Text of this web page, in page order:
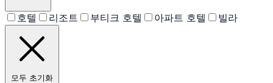
호텔 리조트 부티크 호텔 아파트 호텔 빌라
모두 초기화